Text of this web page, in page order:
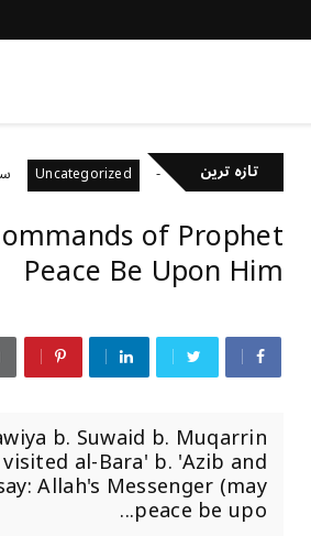
تازہ ترین
رکھتے ہیں؟ Uncategorized سوشل
of Prophet
Peace Be Upon Him
b. Suwaid b. Muqarrin
al-Bara' b. 'Azib and
Allah's Messenger (may
peace be upo...